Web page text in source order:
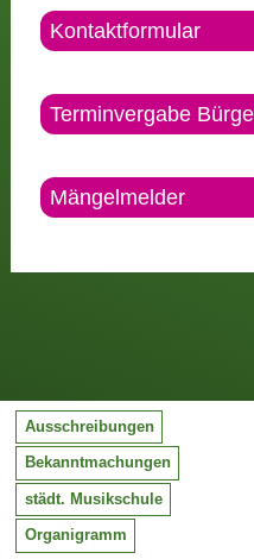
Kontaktformular
Terminvergabe
Mängelmelder
Ausschreibungen
Bekanntmachungen
städt. Musikschule
Organigramm